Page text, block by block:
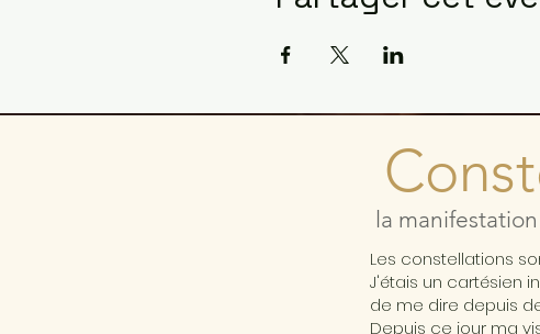
la
Les constellations
J'étais un cartésien
de me dire depuis
Depuis ce jour ma